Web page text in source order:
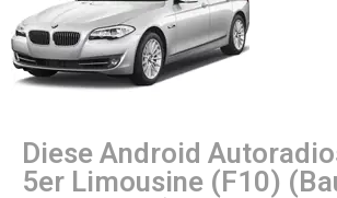
Diese Android
5er Limousine (F10)